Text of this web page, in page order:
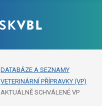
DATABÁZE A SEZNAMY
VETERINÁRNÍ PŘÍPRAVKY (VP)
AKTUÁLNĚ SCHVÁLENÉ VP